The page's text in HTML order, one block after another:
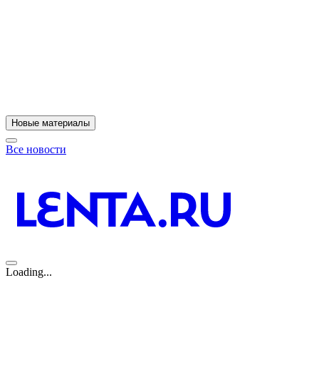
Новые материалы
Все новости
Loading...